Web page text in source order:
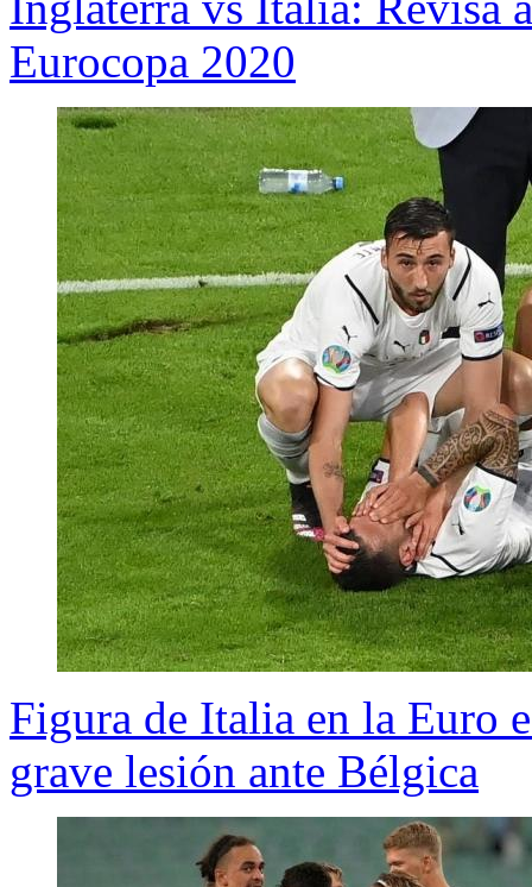
Eurocopa 2020
Figura de Italia en la Euro
grave lesión ante Bélgica